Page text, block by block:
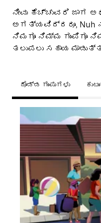
ನೀವು ಹೆಚ್ಚುವರಿ ಜಾಗ
ಅಗತ್ಯವಿದ್ದರೂ,
ನಿಮಗೂ ನಿಮ್ಮ
ತಲುಪಲು ಸಹಾಯ
ದೊಡ್ಡ ಗುಂಪುಗಳು